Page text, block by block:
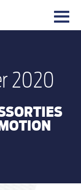
|||
2020